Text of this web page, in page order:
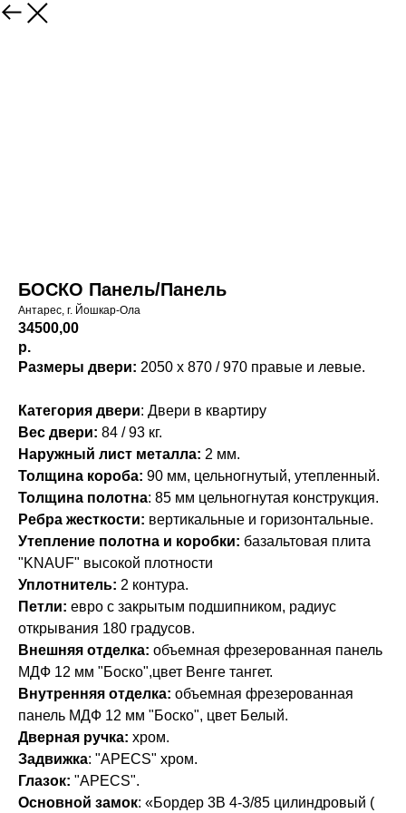
БОСКО Панель/Панель
Антарес, г. Йошкар-Ола
34500,00
р.
Размеры двери: 2050 х 870 / 970 правые и левые.
Категория двери: Двери в квартиру
Вес двери: 84 / 93 кг.
Наружный лист металла: 2 мм.
Толщина короба: 90 мм, цельногнутый, утепленный.
Толщина полотна: 85 мм цельногнутая конструкция.
Ребра жесткости: вертикальные и горизонтальные.
Утепление полотна и коробки: базальтовая плита
"KNAUF" высокой плотности
Уплотнитель: 2 контура.
Петли: евро с закрытым подшипником, радиус
открывания 180 градусов.
Внешняя отделка: объемная фрезерованная панель
МДФ 12 мм "Боско",цвет Венге тангет.
Внутренняя отделка: объемная фрезерованная
панель МДФ 12 мм "Боско", цвет Белый.
Дверная ручка: хром.
Задвижка: "APECS" хром.
Глазок: "APECS".
Основной замок: «Бордер 3В 4-3/85 цилиндровый (